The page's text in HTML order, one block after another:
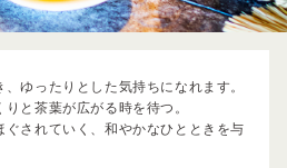
ゆったりとした気持ちになれます。
と茶葉が広がる時を待つ。
ぐされていく、和やかなひとときを与